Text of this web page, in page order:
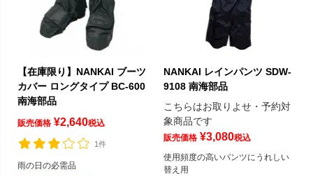
【在庫限り】NANKAI ブーツ
カバー ロングタイプ BC-600
南海部品
販売価格 ¥2,640税込
1件
雨の日の必需品
NANKAI レインパンツ SDW-
9108 南海部品
こちらはお取りよせ・予約対
象商品です
販売価格 ¥3,080税込
使用頻度の高いパンツにうれしい
替え用